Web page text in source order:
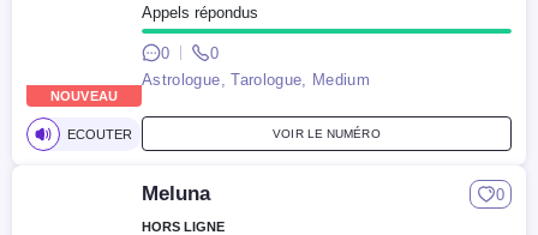
NOUVEAU
Appels répondus
0
0
Astrologue, Tarologue, Medium
ECOUTER VOIR LE NUMÉRO
Meluna 0
HORS LIGNE